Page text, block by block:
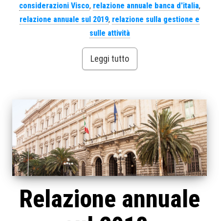
considerazioni Visco, relazione annuale banca d'italia,
relazione annuale sul 2019, relazione sulla gestione e
sulle attività
Leggi tutto
Relazione annuale